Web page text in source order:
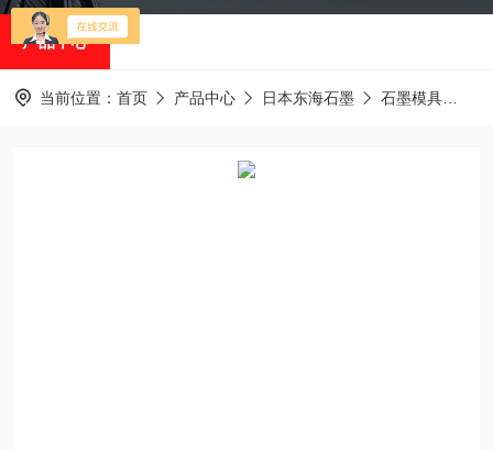
产品中心
当前位置： 首页 产品中心 日本东海石墨 石墨模具